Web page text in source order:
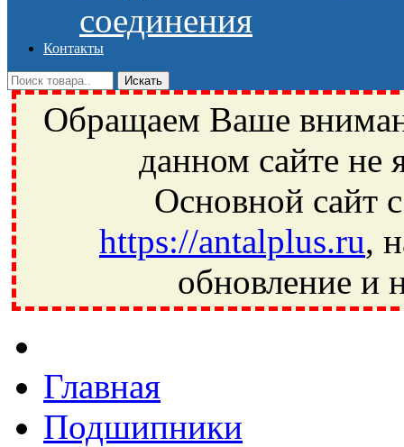
соединения
Контакты
Обращаем Ваше
данном сайте не
Основной сайт
https://antalplus.ru,
обновление и
Ивантеевка, подшипники, пневматика, метизы, техника,
Главная
Подшипники